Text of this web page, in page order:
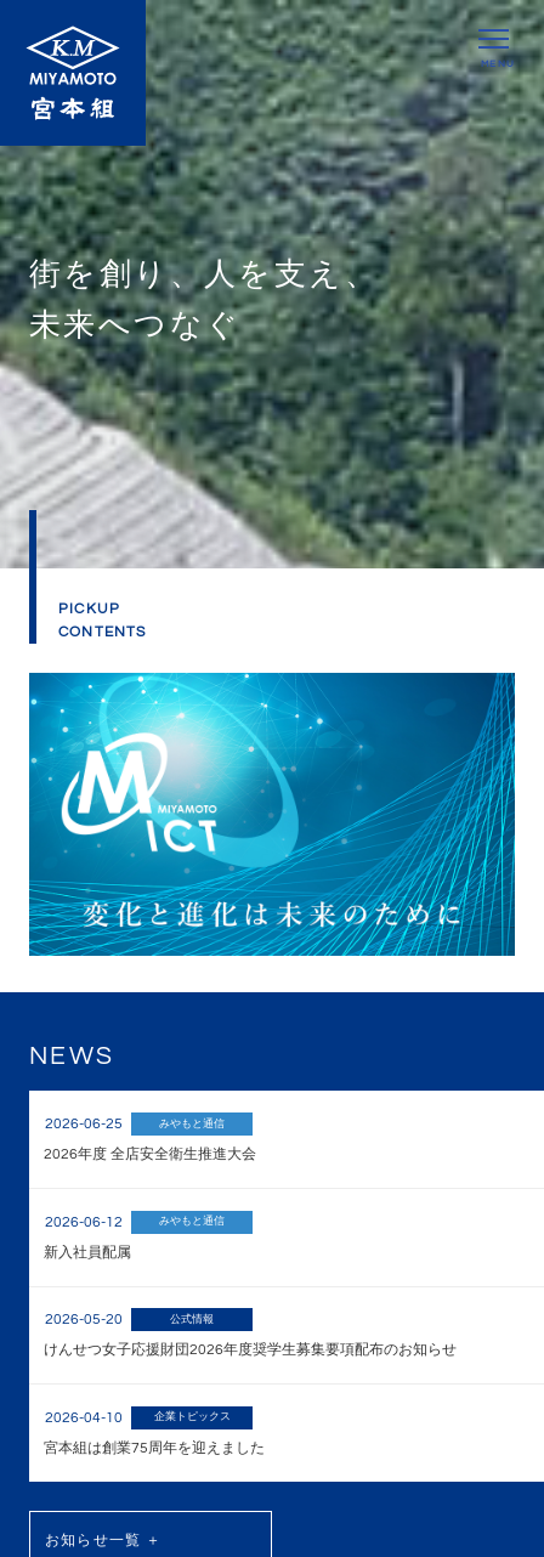
MENU
街を創り、人を支え、
未来へつなぐ
PICKUP
CONTENTS
NEWS
2026-06-25 みやもと通信
2026年度 全店安全衛生推進大会
2026-06-12 みやもと通信
新入社員配属
2026-05-20 公式情報
けんせつ女子応援財団2026年度奨学生募集要項配布のお知らせ
2026-04-10 企業トピックス
宮本組は創業75周年を迎えました
お知らせ一覧 ＋